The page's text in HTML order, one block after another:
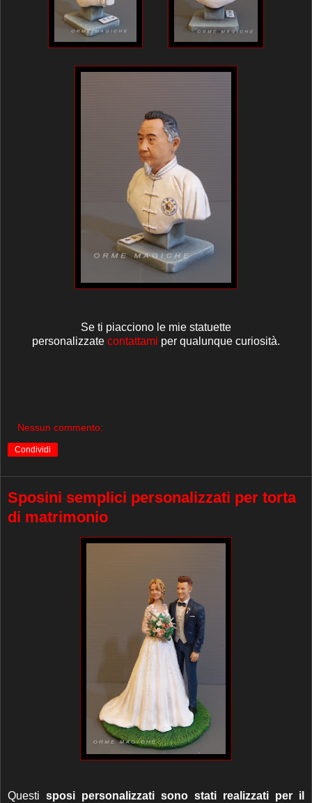
Se ti piacciono le mie statuette
personalizzate contattami per qualunque curiosità.
Nessun commento:
Condividi
Sposini semplici personalizzati per torta
di matrimonio
Questi sposi personalizzati sono stati realizzati per il